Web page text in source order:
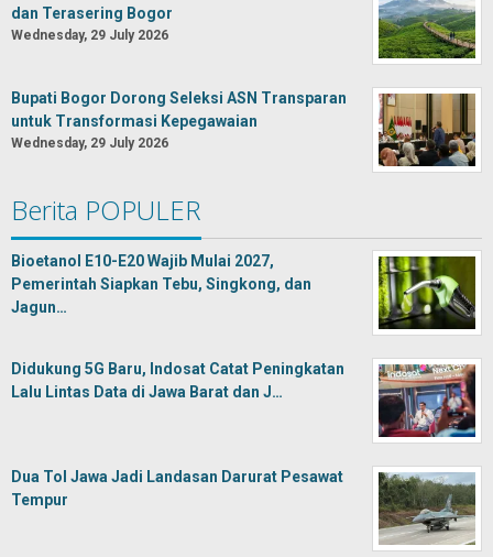
dan Terasering Bogor
Wednesday, 29 July 2026
Bupati Bogor Dorong Seleksi ASN Transparan
untuk Transformasi Kepegawaian
Wednesday, 29 July 2026
Berita POPULER
Bioetanol E10-E20 Wajib Mulai 2027,
Pemerintah Siapkan Tebu, Singkong, dan
Jagun…
Didukung 5G Baru, Indosat Catat Peningkatan
Lalu Lintas Data di Jawa Barat dan J…
Dua Tol Jawa Jadi Landasan Darurat Pesawat
Tempur